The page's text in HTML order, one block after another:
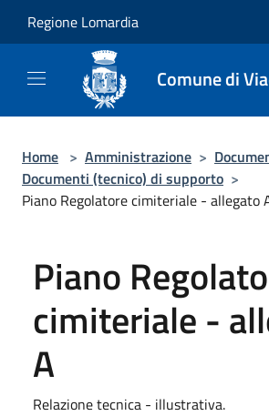
Regione Lomardia
Comune di
Home > Amministrazione >
Documenti (tecnico) di supporto >
Piano Regolatore cimiteriale - allegato
Piano
cimiteriale -
A
Relazione tecnica - illustrativa.